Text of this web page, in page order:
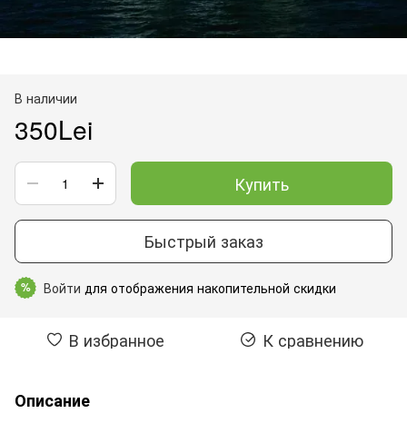
В наличии
350Lei
Купить
Быстрый заказ
% Войти для отображения накопительной скидки
В избранное К сравнению
Описание